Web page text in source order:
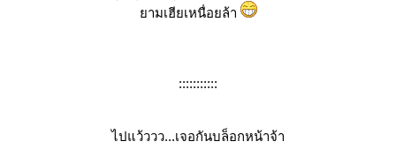
ามเฮียเหนื่อยล้า
:::::::::::
ไปแว้ววว...เจอกันบล็อกหน้าจ้า